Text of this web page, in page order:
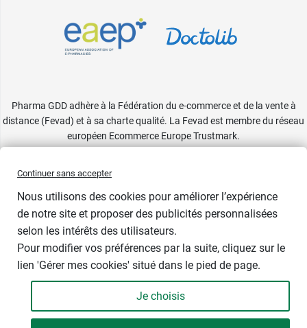
- +
Pharma GDD adhère à la Fédération du e-commerce et de la vente à
distance (Fevad) et à sa charte qualité. La Fevad est membre du réseau
européen Ecommerce Europe Trustmark.
Continuer sans accepter
Nous utilisons des cookies pour améliorer l’expérience
de notre site et proposer des publicités personnalisées
selon les intérêts des utilisateurs.
Pour modifier vos préférences par la suite, cliquez sur le
lien 'Gérer mes cookies' situé dans le pied de page.
Je choisis